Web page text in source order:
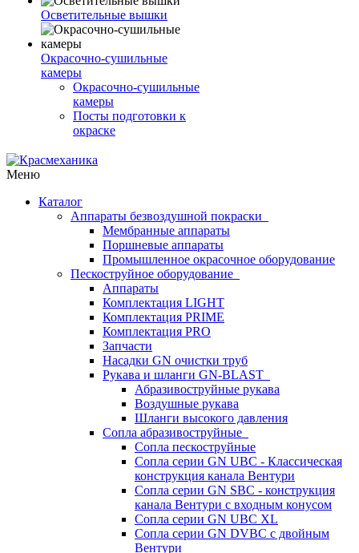
Осветительные вышки
Окрасочно-сушильные
камеры
Окрасочно-сушильные
камеры
Посты подготовки к
окраске
Меню
Каталог
Аппараты безвоздушной покраски
Мембранные аппараты
Поршневые аппараты
Промышленное окрасочное оборудование
Пескоструйное оборудование
Аппараты
Комплектация LIGHT
Комплектация PRIME
Комплектация PRO
Запчасти
Насадки GN очистки труб
Рукава и шланги GN-BLAST
Абразивоструйные рукава
Воздушные рукава
Шланги высокого давления
Сопла абразивоструйные
Сопла пескоструйные
Сопла серии GN UBC - Классическая
конструкция канала Вентури
Сопла серии GN SBC - конструкция
канала Вентури c входным конусом
Сопла серии GN UBC XL
Сопла серии GN DVBC с двойным
Вентури